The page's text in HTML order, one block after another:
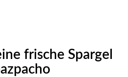
frische Spargel